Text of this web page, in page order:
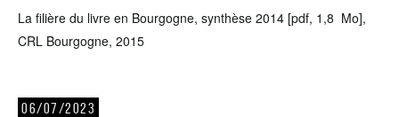
La filière du livre en Bourgogne, synthèse 2014 [pdf, 1,8 Mo],
CRL Bourgogne, 2015
06/07/2023